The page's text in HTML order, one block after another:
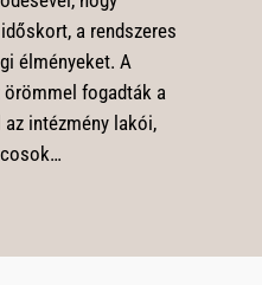
a rendszeres
élményeket. A
fogadták a
intézmény lakói,